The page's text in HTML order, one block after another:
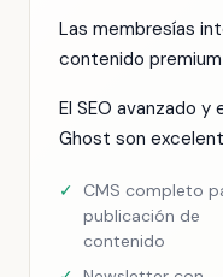
Las membresías
contenido
El SEO avanzado
Ghost son
✓
CMS completo
publicación de
contenido